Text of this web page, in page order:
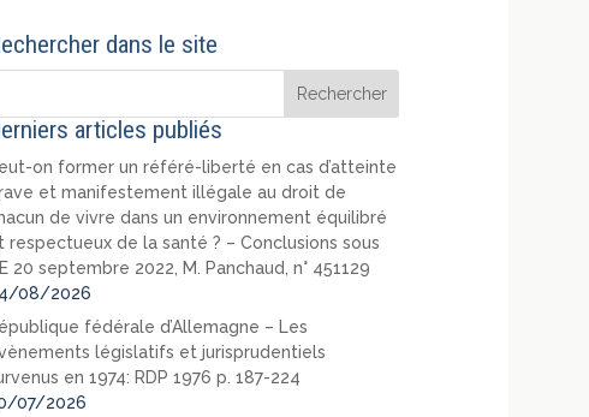
dans le site
articles publiés
on former un référé-liberté en cas d’atteinte
et manifestement illégale au droit de
de vivre dans un environnement équilibré
respectueux de la santé ? – Conclusions sous
20 septembre 2022, M. Panchaud, n° 451129
08/2026
fédérale d’Allemagne – Les
législatifs et jurisprudentiels
en 1974: RDP 1976 p. 187-224
07/2026